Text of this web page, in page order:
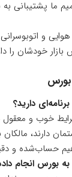
ما پشتیبانی
و
خودشان را
بورس
دارید؟
شرایط خوب و
دارند، مالکان
حساب‌شده و
بورس انجام